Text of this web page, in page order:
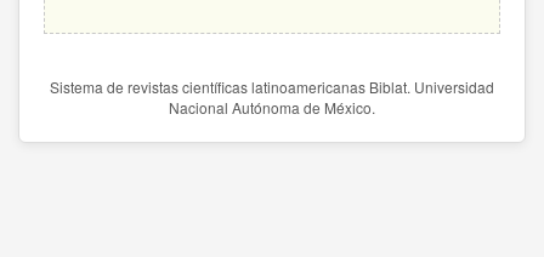
Sistema de revistas científicas latinoamericanas Biblat. Universidad
Nacional Autónoma de México.